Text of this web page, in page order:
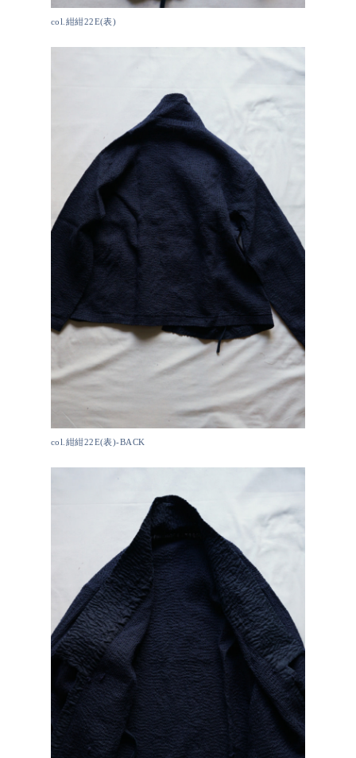
col.紺紺22E(表)
col.紺紺22E(表)-BACK